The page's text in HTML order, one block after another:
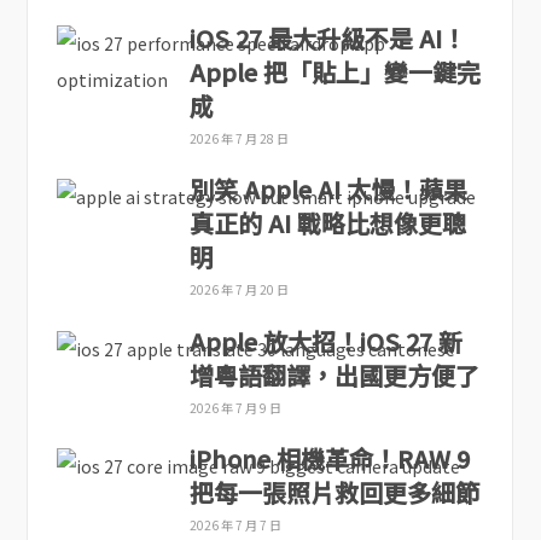
iOS 27 最大升級不是 AI！
Apple 把「貼上」變一鍵完
成
2026 年 7 月 28 日
別笑 Apple AI 太慢！蘋果
真正的 AI 戰略比想像更聰
明
2026 年 7 月 20 日
Apple 放大招！iOS 27 新
增粵語翻譯，出國更方便了
2026 年 7 月 9 日
iPhone 相機革命！RAW 9
把每一張照片救回更多細節
2026 年 7 月 7 日